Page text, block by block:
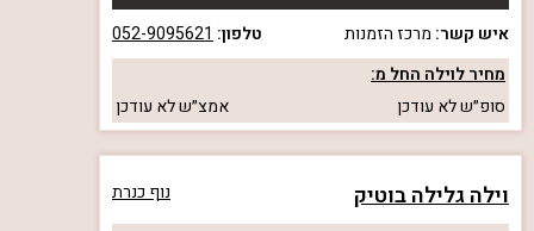
איש קשר: מרכז הזמנות טלפון: 052-9095621
מחיר לוילה החל מ:
סופ״שלא עודכן אמצ״שלא עודכן
וילה גלילה בוטיק נוף כנרת